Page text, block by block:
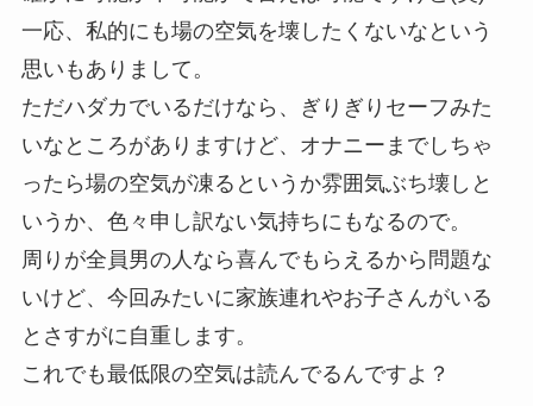
一応、私的にも場の空気を壊したくないなという
思いもありまして。
ただハダカでいるだけなら、ぎりぎりセーフみた
いなところがありますけど、オナニーまでしちゃ
ったら場の空気が凍るというか雰囲気ぶち壊しと
いうか、色々申し訳ない気持ちにもなるので。
周りが全員男の人なら喜んでもらえるから問題な
いけど、今回みたいに家族連れやお子さんがいる
とさすがに自重します。
これでも最低限の空気は読んでるんですよ？